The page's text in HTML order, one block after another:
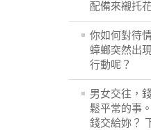
配備來襯托
你如何對待
蟑螂突然出
行動呢？
男女交往，
鬆平常的事
錢交給妳？